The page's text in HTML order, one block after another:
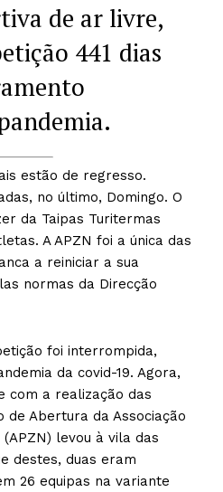
de ar livre,
441 dias
estão de regresso.
no último, Domingo. O
da Taipas Turitermas
A APZN foi a única das
a reiniciar a sua
normas da Direcção
foi interrompida,
da covid-19. Agora,
com a realização das
de Abertura da Associação
levou à vila das
destes, duas eram
26 equipas na variante